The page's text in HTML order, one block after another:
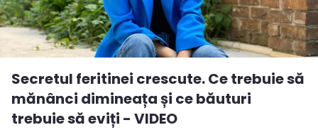
Secretul feritinei crescute. Ce trebuie să
mănânci dimineața și ce băuturi
trebuie să eviți - VIDEO